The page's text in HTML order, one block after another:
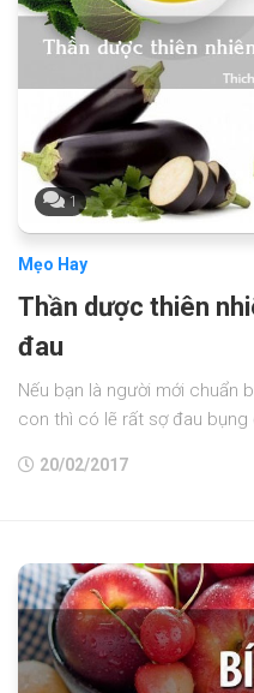
1
Mẹo Hay
Thần dược thiên
đau
Nếu bạn là người mới chuẩn
con thì có lẽ rất sợ đau bụng
20/02/2017